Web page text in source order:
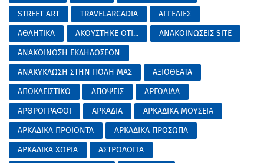
STREET ART
TRAVELARCADIA
ΑΓΓΕΛΙΕΣ
ΑΘΛΗΤΙΚΑ
ΑΚΟΥΣΤΗΚΕ ΟΤΙ...
ΑΝΑΚΟΙΝΩΣΕΙΣ SITE
ΑΝΑΚΟΙΝΩΣΗ ΕΚΔΗΛΩΣΕΩΝ
ΑΝΑΚΥΚΛΩΣΗ ΣΤΗΝ ΠΟΛΗ ΜΑΣ
ΑΞΙΟΘΕΑΤΑ
ΑΠΟΚΛΕΙΣΤΙΚΟ
ΑΠΟΨΕΙΣ
ΑΡΓΟΛΙΔΑ
ΑΡΘΡΟΓΡΑΦΟΙ
ΑΡΚΑΔΙΑ
ΑΡΚΑΔΙΚΑ ΜΟΥΣΕΙΑ
ΑΡΚΑΔΙΚΑ ΠΡΟΙΟΝΤΑ
ΑΡΚΑΔΙΚΑ ΠΡΟΣΩΠΑ
ΑΡΚΑΔΙΚΑ ΧΩΡΙΑ
ΑΣΤΡΟΛΟΓΙΑ